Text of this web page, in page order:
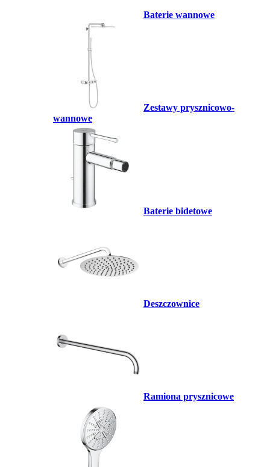
Baterie wannowe
Zestawy prysznicowo-
wannowe
Baterie bidetowe
Deszczownice
Ramiona prysznicowe